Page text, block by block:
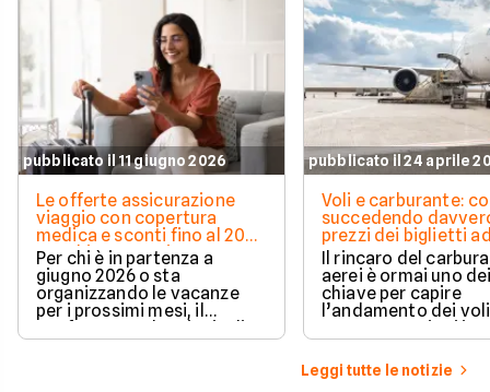
pubblicato il 11 giugno 2026
Le offerte assicurazione
viaggio con copertura
medica e sconti fino al 20%
per chi parte a giugno 2026
Per chi è in partenza a
giugno 2026 o sta
organizzando le vacanze
per i prossimi mesi, il
confronto tra le principali rc
viaggio da attivare prima di
pubblicato il 24 aprile
Voli e carburante:
succedendo
prezzi dei biglietti
2026
Il rincaro del
aerei è ormai uno
chiave per capire
l’andamento dei
2026. Le tensioni in
Oriente e le criticità
allo Stretto di
hanno provocato
Leggi tutte le notizie